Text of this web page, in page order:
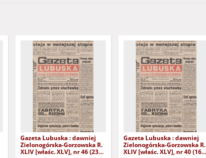
Gazeta Lubuska : dawniej
Zielonogórska-Gorzowska R.
XLIV [właśc. XLV], nr 46 (23
Gazeta Lubuska : dawniej
Zielonogórska-Gorzowska R.
XLIV [właśc. XLV], nr 40 (16